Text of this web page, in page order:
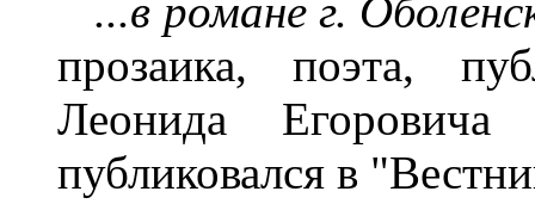
...в романе г.
прозаика, поэта,
Леонида
публиковался в